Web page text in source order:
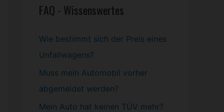
FAQ - Wissenswertes
Wie bestimmt sich der Preis eines
Unfallwagens?
Muss mein Automobil vorher
abgemeldet werden?
Mein Auto hat keinen TÜV mehr?